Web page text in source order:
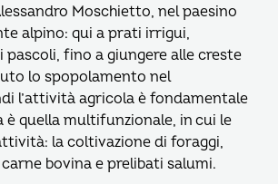
Moschietto, nel paesino
alpino: qui a prati irrigui,
fino a giungere alle creste
lo spopolamento nel
l’attività agricola è fondamentale
quella multifunzionale, in cui le
la coltivazione di foraggi,
bovina e prelibati salumi.